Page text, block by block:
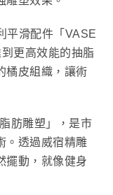
平滑配件「VASE
更高效能的抽脂
橘皮組織，讓術
肪雕塑」，是市
。透過威宿精雕
擺動，就像健身